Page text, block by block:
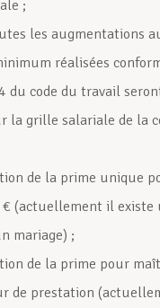
;
les augmentations
réalisées
du code du travail
la grille salariale de la
de la prime unique
€ (actuellement il existe
mariage) ;
de la prime pour
de prestation